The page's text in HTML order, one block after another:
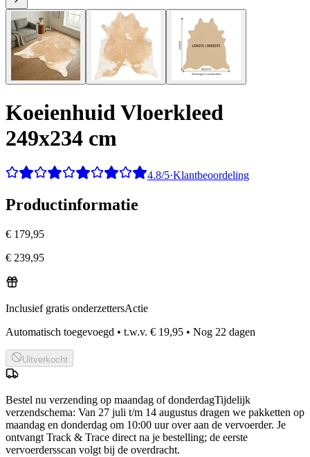
Koeienhuid Vloerkleed
249x234 cm
4.8/5·Klantbeoordeling
Productinformatie
€ 179,95
€ 239,95
Inclusief gratis onderzettersActie
Automatisch toegevoegd • t.w.v. € 19,95 • Nog 22 dagen
Uitverkocht
Bestel nu verzending op maandag of donderdagTijdelijk
verzendschema: Van 27 juli t/m 14 augustus dragen we pakketten op
maandag en donderdag om 10:00 uur over aan de vervoerder. Je
ontvangt Track & Trace direct na je bestelling; de eerste
vervoerdersscan volgt bij de overdracht.